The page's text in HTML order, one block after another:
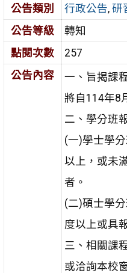
公告類別
行政公告, 研
公告等級
轉知
點閱次數
257
公告內容
一、旨揭課
將自114年8
二、學分班
(一)學士學
以上，或未
者。
(二)碩士學
度以上或具
三、相關課
或洽詢本校